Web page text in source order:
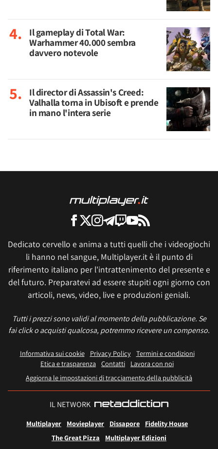
Il gameplay di Total War:
Warhammer 40.000 sembra
davvero notevole
Il director di Assassin's Creed:
Valhalla torna in Ubisoft e prende
in mano l'intera serie
Dedicato cervello e anima a tutti quelli che i videogiochi
li hanno nel sangue, Multiplayer.it è il punto di
riferimento italiano per l'intrattenimento del presente e
del futuro. Preparatevi ad essere stupiti ogni giorno con
articoli, news, video, live e produzioni geniali.
Tutti i prezzi sono validi al momento della pubblicazione. Se
fai click o acquisti qualcosa, potremmo ricevere un compenso.
Informativa sui cookie Privacy Policy
Termini e condizioni
Etica e trasparenza Contatti
Lavora con noi
Aggiorna le impostazioni di tracciamento della pubblicità
IL NETWORK
Multiplayer Movieplayer Dissapore
Fidelity House
The Great Pizza
Multiplayer Edizioni